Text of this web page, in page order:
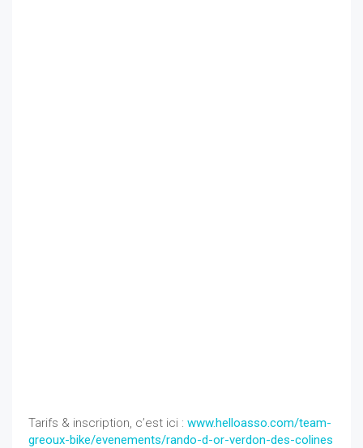
Tarifs & inscription, c’est ici : www.helloasso.com/team-
greoux-bike/evenements/rando-d-or-verdon-des-colines